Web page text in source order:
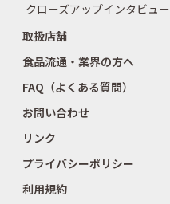
クローズアップインタビュー
取扱店舗
食品流通・業界の方へ
FAQ（よくある質問）
お問い合わせ
リンク
プライバシーポリシー
利用規約